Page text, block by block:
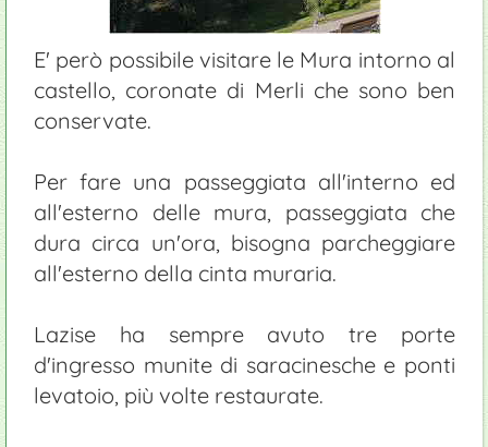
E' però possibile visitare le Mura intorno al
castello, coronate di Merli che sono ben
conservate.
Per fare una passeggiata all'interno ed
all'esterno delle mura, passeggiata che
dura circa un'ora, bisogna parcheggiare
all'esterno della cinta muraria.
Lazise ha sempre avuto tre porte
d'ingresso munite di saracinesche e ponti
levatoio, più volte restaurate.